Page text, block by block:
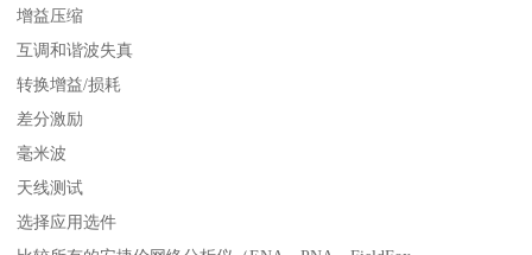
增益压缩
互调和谐波失真
转换增益/损耗
差分激励
毫米波
天线测试
选择应用选件